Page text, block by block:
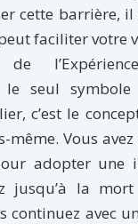
cette barrière, il
faciliter votre
le seul
c’est le
même. Vous
adopter une
jusqu’à la mort
continuez avec